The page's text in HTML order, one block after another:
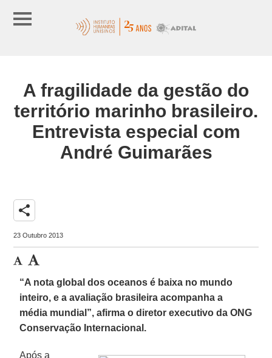
A fragilidade da gestão do
território marinho brasileiro.
Entrevista especial com
André Guimarães
share
23 Outubro 2013
“A nota global dos oceanos é baixa no mundo
inteiro, e a avaliação brasileira acompanha a
média mundial”, afirma o diretor executivo da ONG
Conservação Internacional.
Após a